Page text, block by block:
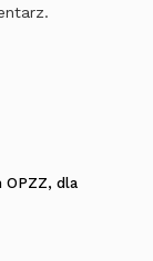
OPZZ, dla